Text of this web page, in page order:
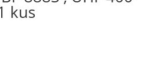
kus